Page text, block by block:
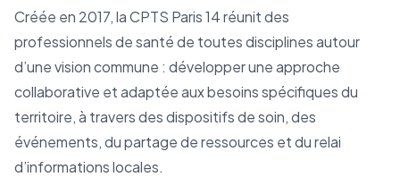
Créée en 2017, la CPTS Paris 14 réunit des
professionnels de santé de toutes disciplines autour
d’une vision commune : développer une approche
collaborative et adaptée aux besoins spécifiques du
territoire, à travers des dispositifs de soin, des
événements, du partage de ressources et du relai
d’informations locales.